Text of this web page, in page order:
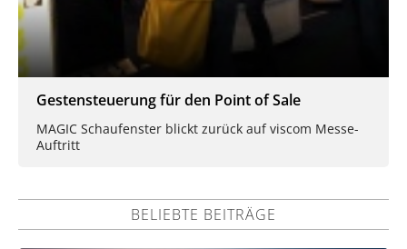
Gestensteuerung für den Point of Sale
MAGIC Schaufenster blickt zurück auf viscom Messe-
Auftritt
BELIEBTE BEITRÄGE